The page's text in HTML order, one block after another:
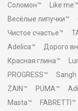
Соломон™
Like me™
Весёлые липучки™
Чистое счастье™
Adelica™
Дорого
Красная глина™
PROGRESS™
Sangh
ZAIN™
PUMA™
Masta™
FABRETTI™